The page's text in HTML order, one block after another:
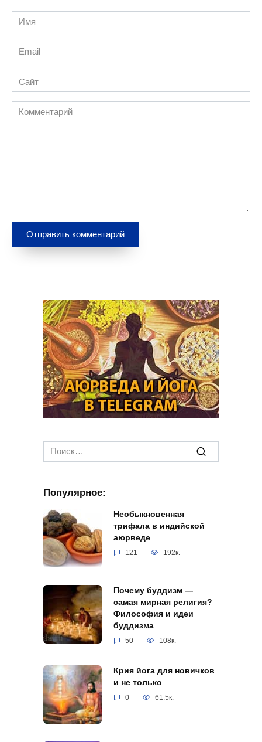
Имя
*
Email
*
Сайт
Комментарий
Search
for:
Популярное:
Необыкновенная
трифала в индийской
аюрведе
121 192к.
Почему буддизм —
самая мирная религия?
Философия и идеи
буддизма
50 108к.
Крия йога для новичков
и не только
0 61.5к.